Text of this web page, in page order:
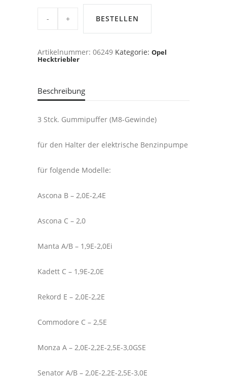
Kadett
Manta/Ascona
2,0E
-
Benzinpumpe,CIH
quantity
BESTELLEN
Artikelnummer: 06249 Kategorie: Opel
Hecktriebler
Beschreibung
3 Stck. Gummipuffer (M8-Gewinde)
für den Halter der elektrische Benzinpumpe
für folgende Modelle:
Ascona B – 2,0E-2,4E
Ascona C – 2,0
Manta A/B – 1,9E-2,0Ei
Kadett C – 1,9E-2,0E
Rekord E – 2,0E-2,2E
Commodore C – 2,5E
Monza A – 2,0E-2,2E-2,5E-3,0GSE
Senator A/B – 2,0E-2,2E-2,5E-3,0E